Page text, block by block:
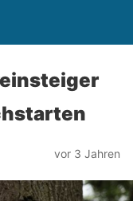
vor 3 Jahren